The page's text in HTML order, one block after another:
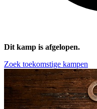
Dit kamp is afgelopen.
Zoek toekomstige kampen